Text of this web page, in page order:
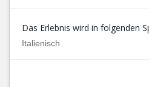
Das Erlebnis wird in folgenden
Italienisch